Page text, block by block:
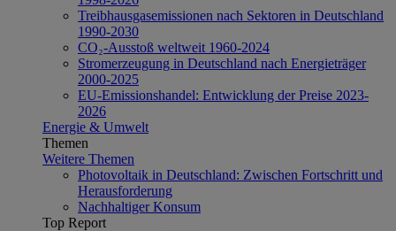
Treibhausgasemissionen nach Sektoren in Deutschland
1990-2030
CO₂-Ausstoß weltweit 1960-2024
Stromerzeugung in Deutschland nach Energieträger
2000-2025
EU-Emissionshandel: Entwicklung der Preise 2023-
2026
Energie & Umwelt
Themen
Weitere Themen
Photovoltaik in Deutschland: Zwischen Fortschritt und
Herausforderung
Nachhaltiger Konsum
Top Report